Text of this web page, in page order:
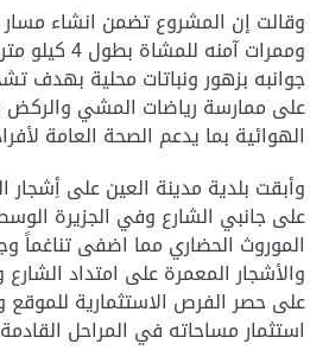
وقالت إن المشروع تضمن انشاء مسار
وممرات آمنه
جوانبه بزهور ونباتات محلية بهدف
على ممارسة رياضات المشي والركض
الهوائية بما يدعم الصحة العامة
وأبقت بلدية مدينة العين على أِشجار
على جانبي الشارع وفي الجزيرة
الموروث الحضاري مما اضفى تناغماً
والأشجار المعمرة على امتداد الشارع
على حصر الفرص الاستثمارية للموقع
استثمار مساحاته في المراحل القادمة.